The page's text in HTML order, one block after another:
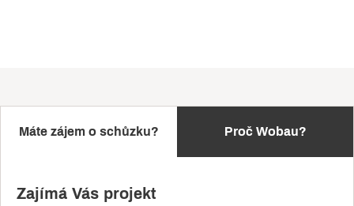
Máte zájem o schůzku? Proč Wobau?
Zajímá Vás projekt